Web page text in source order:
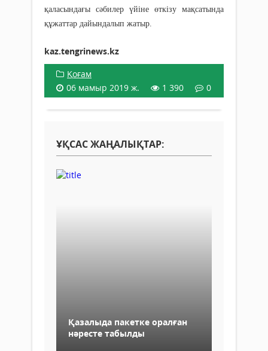
қаласындағы сәбилер үйіне өткізу мақсатында
құжаттар дайындалып жатыр.
kaz.tengrinews.kz
Қоғам
06 мамыр 2019 ж.
1 390 0
ҰҚСАС ЖАҢАЛЫҚТАР:
Қазалыда пакетке оралған
нәресте табылды